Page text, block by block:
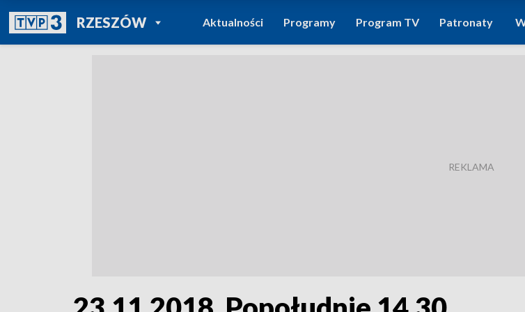
RZESZÓWPOWRÓT DO
TVP REGIONY
Aktualności Programy Program TV Patronaty